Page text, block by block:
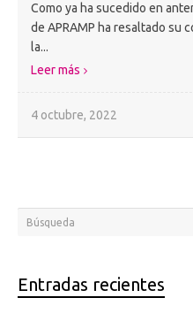
Como ya ha sucedido en
de APRAMP ha resaltado su
la...
Leer más
4 octubre, 2022
Entradas recientes